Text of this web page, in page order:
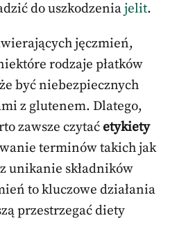
do uszkodzeniajelit.
jęczmień,
rodzaje płatków
być niebezpiecznych
z glutenem. Dlatego,
zawsze czytaćetykiety
terminów takich jak
unikanie składników
to kluczowe działania
przestrzegać diety